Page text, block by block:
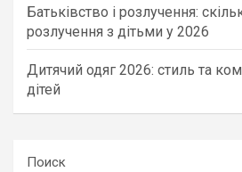
Батьківство і розлучення:
розлучення з дітьми у 2026
Дитячий одяг 2026: стиль та
дітей
Поиск